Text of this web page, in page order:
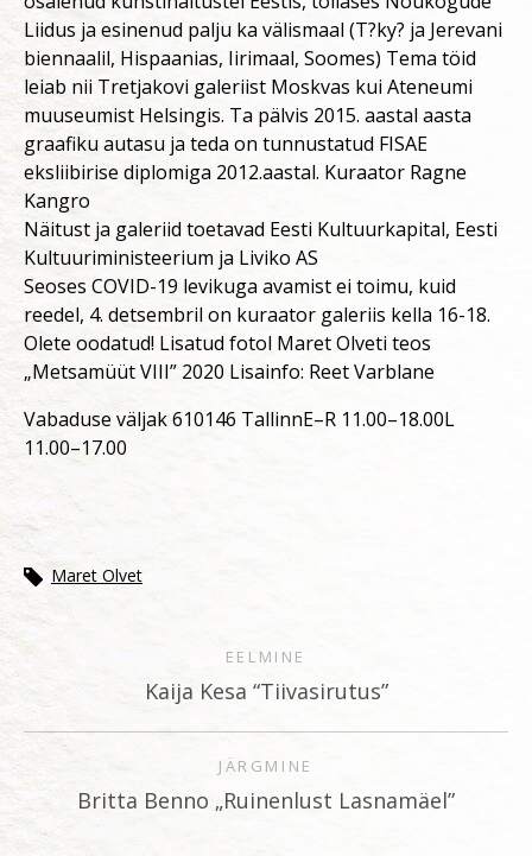
Liidus ja esinenud palju ka välismaal (T?ky? ja Jerevani
biennaalil, Hispaanias, Iirimaal, Soomes) Tema töid
leiab nii Tretjakovi galeriist Moskvas kui Ateneumi
muuseumist Helsingis. Ta pälvis 2015. aastal aasta
graafiku autasu ja teda on tunnustatud FISAE
eksliibirise diplomiga 2012.aastal. Kuraator Ragne
Kangro
Näitust ja galeriid toetavad Eesti Kultuurkapital, Eesti
Kultuuriministeerium ja Liviko AS
Seoses COVID-19 levikuga avamist ei toimu, kuid
reedel, 4. detsembril on kuraator galeriis kella 16-18.
Olete oodatud! Lisatud fotol Maret Olveti teos
„Metsamüüt VIII” 2020 Lisainfo: Reet Varblane
Vabaduse väljak 610146 TallinnE–R 11.00–18.00L
11.00–17.00
Maret Olvet
EELMINE
Kaija Kesa “Tiivasirutus”
JÄRGMINE
Britta Benno „Ruinenlust Lasnamäel”